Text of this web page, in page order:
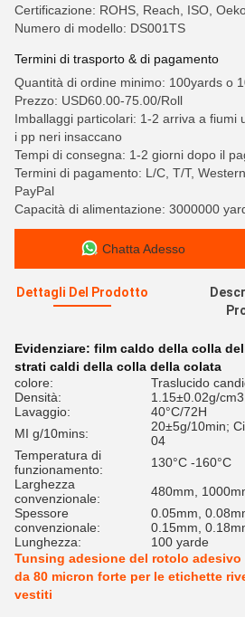
Certificazione: ROHS, Reach, ISO,
Numero di modello: DS001TS
Termini di trasporto & di pagamento
Quantità di ordine minimo: 100yards o
Prezzo: USD60.00-75.00/Roll
Imballaggi particolari: 1-2 arriva a fiumi
i pp neri insaccano
Tempi di consegna: 1-2 giorni dopo il
Termini di pagamento: L/C, T/T,
PayPal
Capacità di alimentazione: 3000000
Chatta Adesso
Dettagli Del Prodotto
Evidenziare: film caldo della colla
strati caldi della colla della colata
colore:
Traslucido
Densità:
1.15±0.02g/cm3
Lavaggio:
40°C/72H
MI g/10mins:
20±5g/10min;
04
Temperatura di
funzionamento:
130°C -160°C
Larghezza
convenzionale:
480mm,
Spessore
convenzionale:
0.05mm,
0.15mm,
Lunghezza:
100 yarde
Tunsing adesione del rotolo
da 80 micron forte per le etichette
vestiti